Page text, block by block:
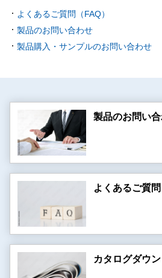
よくあるご質問（FAQ）
製品のお問い合わせ
製品購入・サンプルのお問い合わせ
製品のお問い
よくあるご質問
カタログダウ